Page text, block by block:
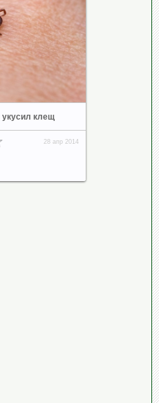
укусил клещ
28 апр 2014